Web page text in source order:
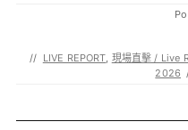
// LIVE REPORT, 現場直擊 / Live
2026